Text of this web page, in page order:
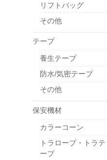
リフトバッグ
その他
テープ
養生テープ
防水/気密テープ
その他
保安機材
カラーコーン
トラロープ・トラテ
ープ